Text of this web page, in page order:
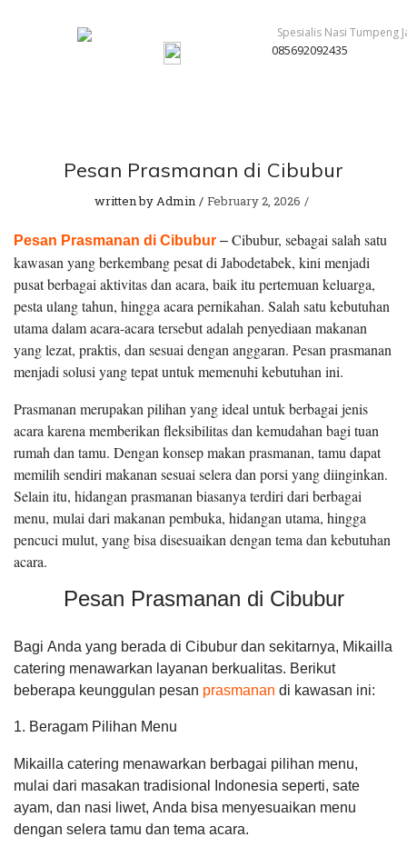
085692092435
Pesan Prasmanan di Cibubur
written byAdmin February 2, 2026
Pesan Prasmanan di Cibubur – Cibubur, sebagai salah satu
kawasan yang berkembang pesat di Jabodetabek, kini menjadi
pusat berbagai aktivitas dan acara, baik itu pertemuan keluarga,
pesta ulang tahun, hingga acara pernikahan. Salah satu kebutuhan
utama dalam acara-acara tersebut adalah penyediaan makanan
yang lezat, praktis, dan sesuai dengan anggaran. Pesan prasmanan
menjadi solusi yang tepat untuk memenuhi kebutuhan ini.
Prasmanan merupakan pilihan yang ideal untuk berbagai jenis
acara karena memberikan fleksibilitas dan kemudahan bagi tuan
rumah dan tamu. Dengan konsep makan prasmanan, tamu dapat
memilih sendiri makanan sesuai selera dan porsi yang diinginkan.
Selain itu, hidangan prasmanan biasanya terdiri dari berbagai
menu, mulai dari makanan pembuka, hidangan utama, hingga
pencuci mulut, yang bisa disesuaikan dengan tema dan kebutuhan
acara.
Pesan Prasmanan di Cibubur
Bagi Anda yang berada di Cibubur dan sekitarnya, Mikailla
catering menawarkan layanan berkualitas. Berikut
beberapa keunggulan pesan prasmanan di kawasan ini:
1. Beragam Pilihan Menu
Mikailla catering menawarkan berbagai pilihan menu,
mulai dari masakan tradisional Indonesia seperti, sate
ayam, dan nasi liwet, Anda bisa menyesuaikan menu
dengan selera tamu dan tema acara.